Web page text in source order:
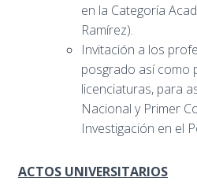
en la Categoría
Ramírez).
Invitación a los
posgrado así como
licenciaturas, para
Nacional y Primer
Investigación en el
ACTOS UNIVERSITARIOS